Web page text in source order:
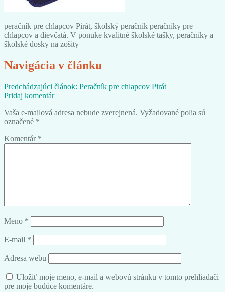
peračník pre chlapcov Pirát, školský peračník peračníky pre
chlapcov a dievčatá. V ponuke kvalitné školské tašky, peračníky a
školské dosky na zošity
Navigácia v článku
Predchádzajúci článok: Peračník pre chlapcov Pirát
Pridaj komentár
Vaša e-mailová adresa nebude zverejnená. Vyžadované polia sú
označené *
Komentár *
Meno *
E-mail *
Adresa webu
Uložiť moje meno, e-mail a webovú stránku v tomto prehliadači
pre moje budúce komentáre.